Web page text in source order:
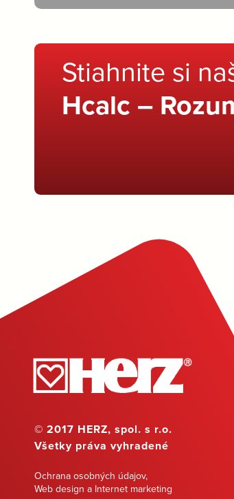
Stiahnite si
Hcalc –
© 2017 HERZ, spol. s r.o.
Všetky práva vyhradené
Ochrana osobných údajov,
Web design a Internet marketing